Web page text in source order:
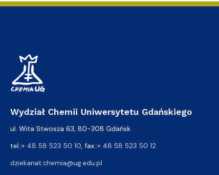
Wydział Chemii Uniwersytetu Gdańskiego
ul. Wita Stwosza 63, 80-308 Gdańsk
tel.:+ 48 58 523 50 10, fax.:+ 48 58 523 50 12
dziekanat.chemia@ug.edu.pl